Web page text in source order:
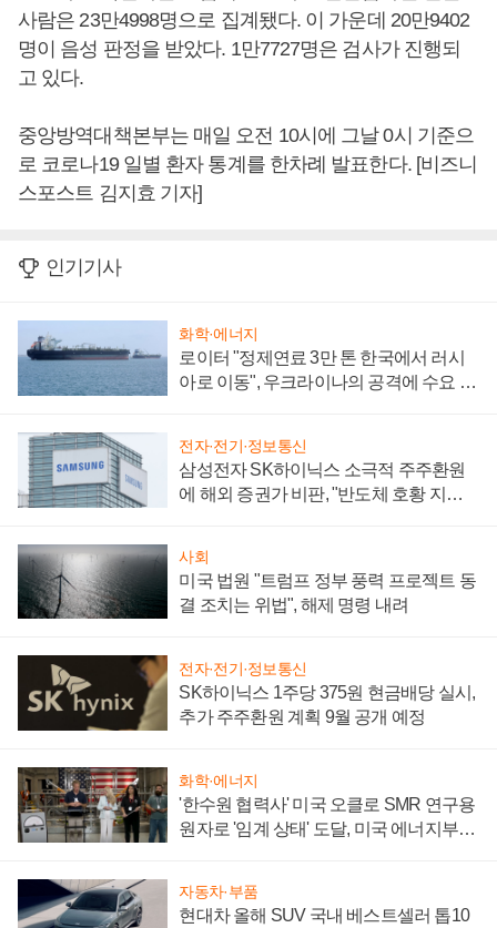
사람은 23만4998명으로 집계됐다. 이 가운데 20만9402
명이 음성 판정을 받았다. 1만7727명은 검사가 진행되
고 있다.
중앙방역대책본부는 매일 오전 10시에 그날 0시 기준으
로 코로나19 일별 환자 통계를 한차례 발표한다. [비즈니
스포스트 김지효 기자]
인기기사
화학·에너지
로이터 "정제연료 3만 톤 한국에서 러시
아로 이동", 우크라이나의 공격에 수요 늘
전자·전기·정보통신
삼성전자 SK하이닉스 소극적 주주환원
에 해외 증권가 비판, "반도체 호황 지속
사회
미국 법원 "트럼프 정부 풍력 프로젝트 동
결 조치는 위법", 해제 명령 내려
전자·전기·정보통신
SK하이닉스 1주당 375원 현금배당 실시,
추가 주주환원 계획 9월 공개 예정
화학·에너지
'한수원 협력사' 미국 오클로 SMR 연구용
원자로 '임계 상태' 도달, 미국 에너지부
자동차·부품
현대차 올해 SUV 국내 베스트셀러 톱10